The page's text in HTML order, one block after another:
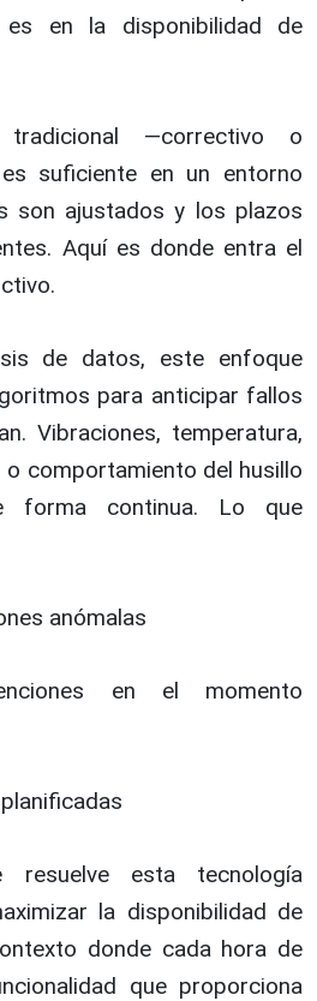
es en la disponibilidad de
tradicional —correctivo o
suficiente en un entorno
son ajustados y los plazos
Aquí es donde entra el
de datos, este enfoque
para anticipar fallos
Vibraciones, temperatura,
comportamiento del husillo
forma continua. Lo que
anómalas
en el momento
resuelve esta tecnología
la disponibilidad de
donde cada hora de
que proporciona